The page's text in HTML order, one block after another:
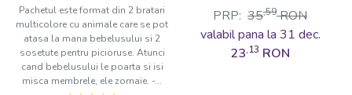
Pachetul este format din 2 bratari
multicolore cu animale care se pot
atasa la mana bebelusului si 2
sosetute pentru picioruse. Atunci
cand bebelusului le poarta si isi
misca membrele, ele zornaie. -...
PRP: 35,59 RON
valabil pana la 31 dec.
23,13 RON